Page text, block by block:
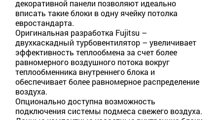
декоративной панели позволяют идеально
вписать такие блоки в одну ячейку потолка
евростандарта.
Оригинальная разработка Fujitsu –
двухкаскадный турбовентилятор – увеличивает
эффективность теплообмена за счет более
равномерного воздушного потока вокруг
теплообменника внутреннего блока и
обеспечивает более равномерное распределение
воздуха.
Опционально доступна возможность
подключения системы подмеса свежего воздуха.